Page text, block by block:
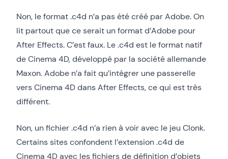
Non, le format .c4d n’a pas été créé par Adobe. On
lit partout que ce serait un format d’Adobe pour
After Effects. C’est faux. Le .c4d est le format natif
de Cinema 4D, développé par la société allemande
Maxon. Adobe n’a fait qu’intégrer une passerelle
vers Cinema 4D dans After Effects, ce qui est très
différent.
Non, un fichier .c4d n’a rien à voir avec le jeu Clonk.
Certains sites confondent l’extension .c4d de
Cinema 4D avec les fichiers de définition d’objets